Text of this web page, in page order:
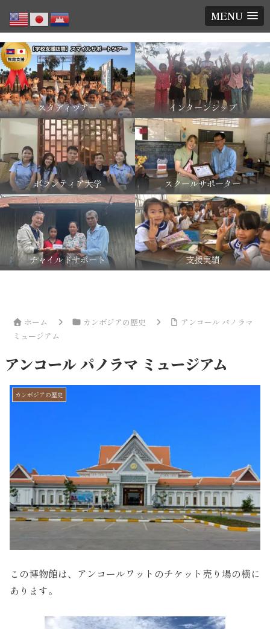
MENU
スタディツアー インターンシップ
ボランティア大学 スクールサポーター
チャイルドサポート 支援実績
ホーム カンボジアの歴史
アンコール パノラマ
ミュージアム
アンコール パノラマ ミュージアム
カンボジアの歴史
この博物館は、アンコールワットのチケット売り場の横に
あります。